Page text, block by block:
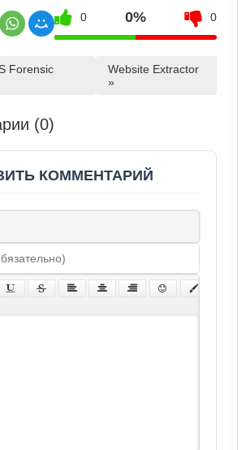
0 0% 0
Forensic
Website Extractor
»
(0)
КОММЕНТАРИЙ